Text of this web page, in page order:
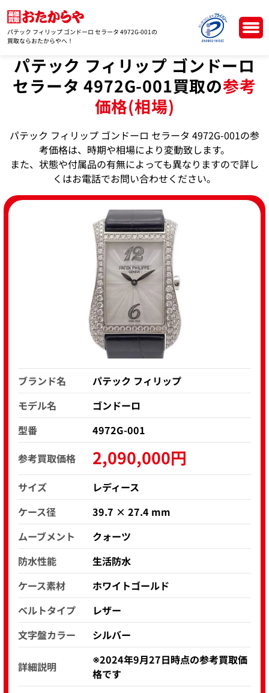
パテック フィリップ ゴンドーロ セラータ 4972G-001の
買取ならおたからやへ！
パテック フィリップ ゴンドーロ
セラータ 4972G-001買取の参考
価格(相場)
パテック フィリップ ゴンドーロ セラータ 4972G-001の参
考価格は、時期や相場により変動致します。
また、状態や付属品の有無によっても異なりますので詳し
くはお電話でお問い合わせください。
ブランド名
パテック フィリップ
モデル名
ゴンドーロ
型番
4972G-001
参考買取価格
2,090,000円
サイズ
レディース
ケース径
39.7 × 27.4 mm
ムーブメント
クォーツ
防水性能
生活防水
ケース素材
ホワイトゴールド
ベルトタイプ
レザー
文字盤カラー
シルバー
詳細説明
※2024年9月27日時点の参考買取価
格です